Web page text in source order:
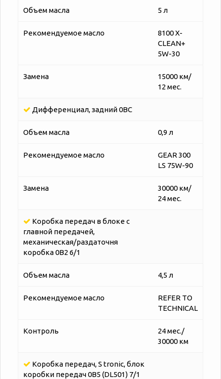
Объем масла 5 л
Рекомендуемое масло
8100 X-
CLEAN+
5W-30
Замена
15000 км/
12 мес.
Дифференциал, задний 0BC
Объем масла 0,9 л
Рекомендуемое масло
GEAR 300
LS 75W-90
Замена
30000 км/
24 мес.
Коробка передач в блоке с
главной передачей,
механическая/раздаточня
коробка 0B2 6/1
Объем масла 4,5 л
Рекомендуемое масло
REFER TO
TECHNICAL
Контроль
24 мес./
30000 км
Коробка передач, S tronic, блок
коробки передач 0B5 (DL501) 7/1